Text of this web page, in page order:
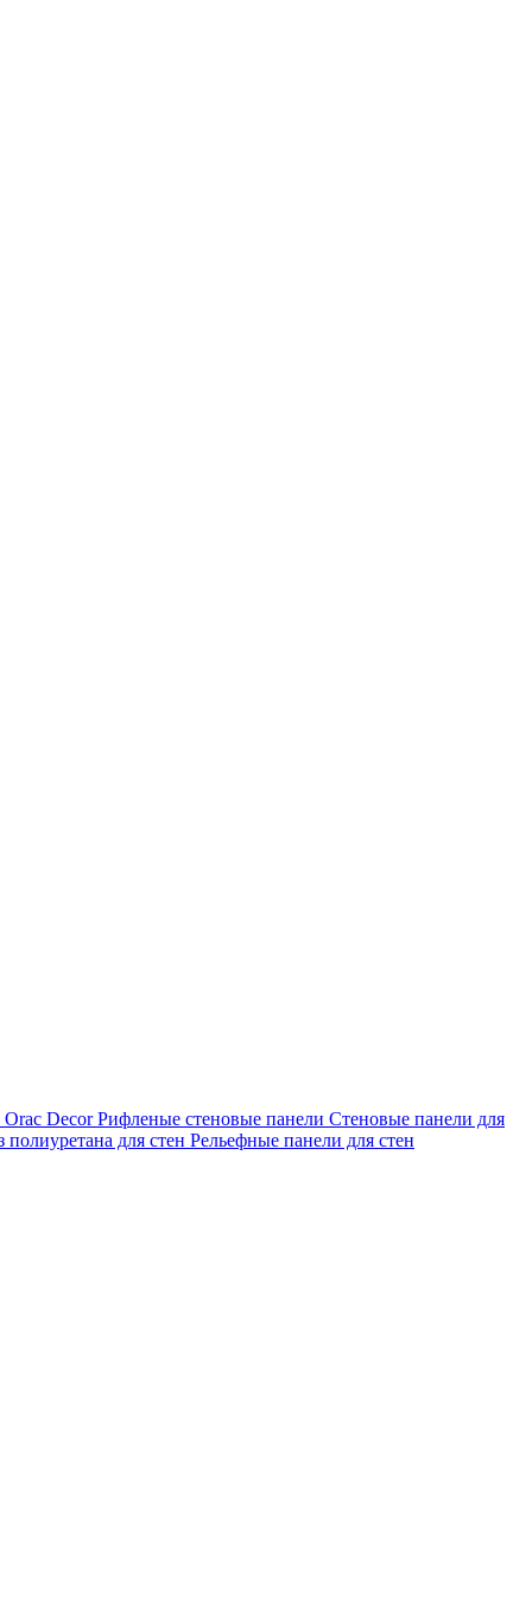
Decor Рифленые стеновые панели Стеновые панели для
полиуретана для стен Рельефные панели для стен